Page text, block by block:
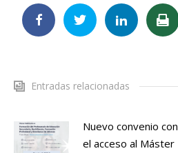
Entradas relacionadas
Nuevo convenio
el acceso al